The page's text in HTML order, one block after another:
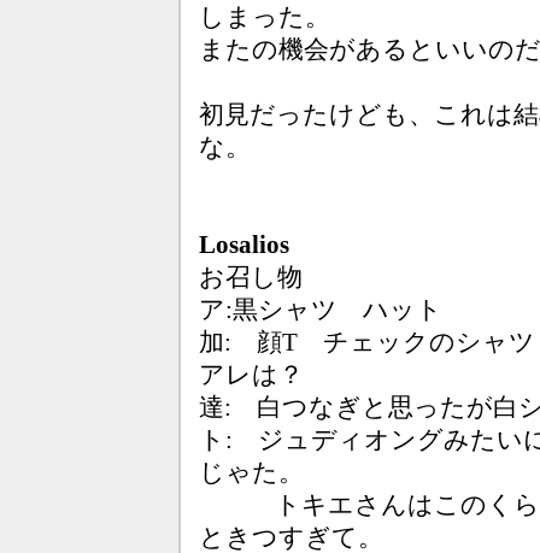
しまった。
またの機会があるといいの
初見だったけども、これは
な。
Losalios
お召し物
ア:黒シャツ ハット
加: 顔T チェックのシャツ
アレは？
達: 白つなぎと思ったが白
ト: ジュディオングみたい
じゃた。
トキエさんはこのくら
ときつすぎて。